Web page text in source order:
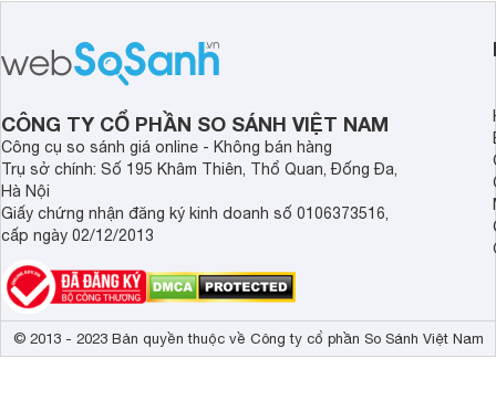
tới cho người dùng một thiết bị chất
lượng với nhiều trang bị ấn tượng và
độ bền bỉ cho nhu cầu sử dụng lâu
dài.
trang bị hiện đại
CÔNG TY CỔ PHẦN SO SÁNH VIỆT NAM
Công cụ so sánh giá online - Không bán hàng
Trụ sở chính: Số 195 Khâm Thiên, Thổ Quan, Đống Đa,
Hà Nội
Giấy chứng nhận đăng ký kinh doanh số 0106373516,
cấp ngày 02/12/2013
© 2013 - 2023 Bản quyền thuộc về Công ty cổ phần So Sánh Việt Nam